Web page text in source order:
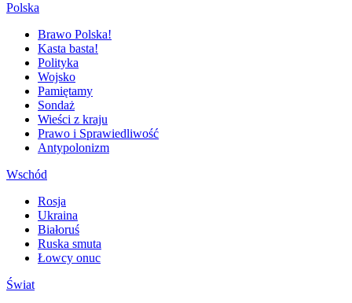
Polska
Brawo Polska!
Kasta basta!
Polityka
Wojsko
Pamiętamy
Sondaż
Wieści z kraju
Prawo i Sprawiedliwość
Antypolonizm
Wschód
Rosja
Ukraina
Białoruś
Ruska smuta
Łowcy onuc
Świat